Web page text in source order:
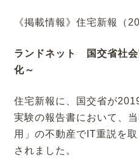
《掲載情報》住宅新報（
ランドネット 国交省社
化～
住宅新報に、国交省が
実験の報告書において、
用」の不動産でIT重説を
されました。